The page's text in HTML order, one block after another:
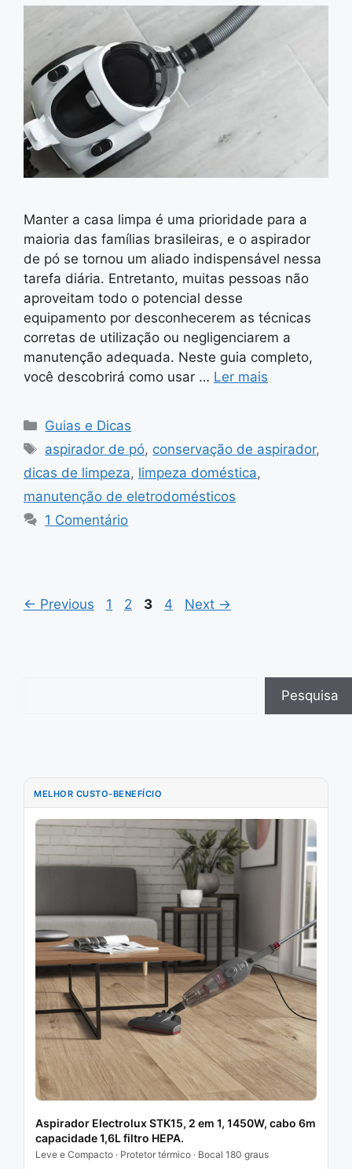
Manter a casa limpa é uma prioridade para a
maioria das famílias brasileiras, e o aspirador
de pó se tornou um aliado indispensável nessa
tarefa diária. Entretanto, muitas pessoas não
aproveitam todo o potencial desse
equipamento por desconhecerem as técnicas
corretas de utilização ou negligenciarem a
manutenção adequada. Neste guia completo,
você descobrirá como usar … Ler mais
Categorias
Guias e Dicas
Tags
aspirador de pó, conservação de aspirador,
dicas de limpeza, limpeza doméstica,
manutenção de eletrodomésticos
1 Comentário
← Previous Page
1 Page
2 Page
3 Page
4 Next →
Pesquisa
MELHOR CUSTO-BENEFÍCIO
Aspirador Electrolux STK15, 2 em 1, 1450W, cabo 6m
capacidade 1,6L filtro HEPA.
Leve e Compacto · Protetor térmico · Bocal 180 graus